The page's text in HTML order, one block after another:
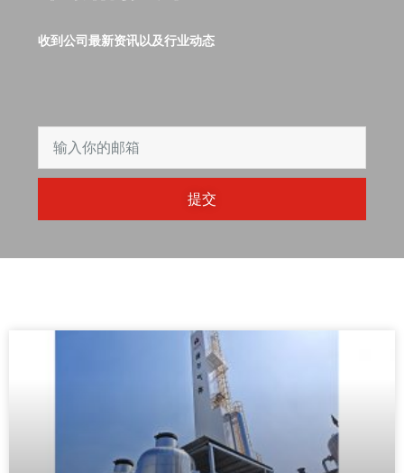
收到公司最新资讯以及行业动态
提交